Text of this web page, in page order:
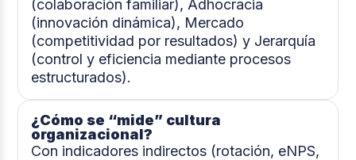
(colaboración familiar), Adhocracia
(innovación dinámica), Mercado
(competitividad por resultados) y Jerarquía
(control y eficiencia mediante procesos
estructurados).
¿Cómo se “mide” cultura
organizacional?
Con indicadores indirectos (rotación, eNPS,